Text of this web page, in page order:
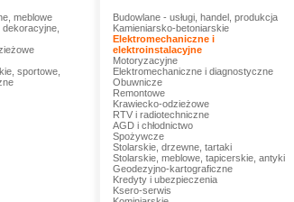
meblowe
sportowe,
Budowlane - usługi, handel, produkcja
Kamieniarsko-betoniarskie
Elektromechaniczne i
elektroinstalacyjne
Motoryzacyjne
Elektromechaniczne i diagnostyczne
Obuwnicze
Remontowe
Krawiecko-odzieżowe
RTV i radiotechniczne
AGD i chłodnictwo
Spożywcze
Stolarskie, drzewne, tartaki
Stolarskie, meblowe, tapicerskie, antyki
Geodezyjno-kartograficzne
Kredyty i ubezpieczenia
Ksero-serwis